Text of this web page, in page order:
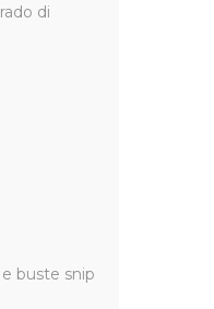
di
buste snip